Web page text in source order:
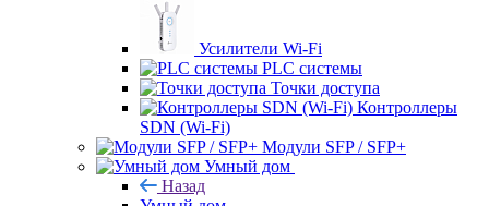
Усилители Wi-Fi
PLC системы
Точки доступа
Контроллеры
SDN (Wi-Fi)
Модули SFP / SFP+
Умный дом
Назад